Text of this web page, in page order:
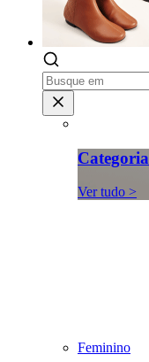
Categoria
Ver tudo >
Feminino